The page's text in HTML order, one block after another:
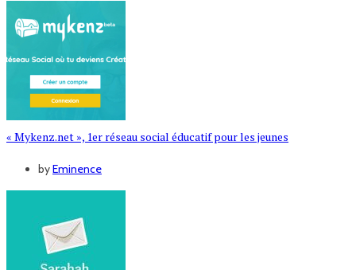
« Mykenz.net », 1er réseau social éducatif pour les jeunes
byEminence